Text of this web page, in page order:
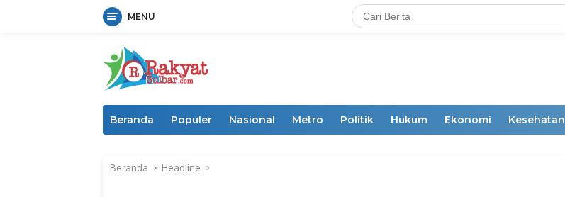
MENU
Beranda Populer Nasional Metro Politik Hukum Ekonomi Kesehatan
Beranda Headline